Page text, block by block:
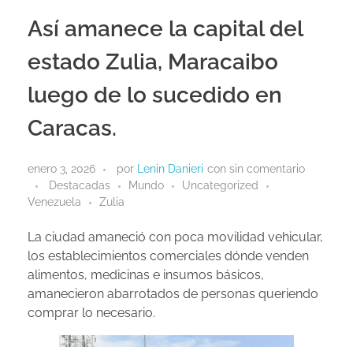
Así amanece la capital del
estado Zulia, Maracaibo
luego de lo sucedido en
Caracas.
enero 3, 2026 por Lenin Danieri con sin comentario
Destacadas
Mundo
Uncategorized
Venezuela
Zulia
La ciudad amaneció con poca movilidad vehicular,
los establecimientos comerciales dónde venden
alimentos, medicinas e insumos básicos,
amanecieron abarrotados de personas queriendo
comprar lo necesario.